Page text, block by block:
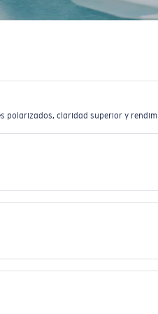
polarizados, claridad superior y